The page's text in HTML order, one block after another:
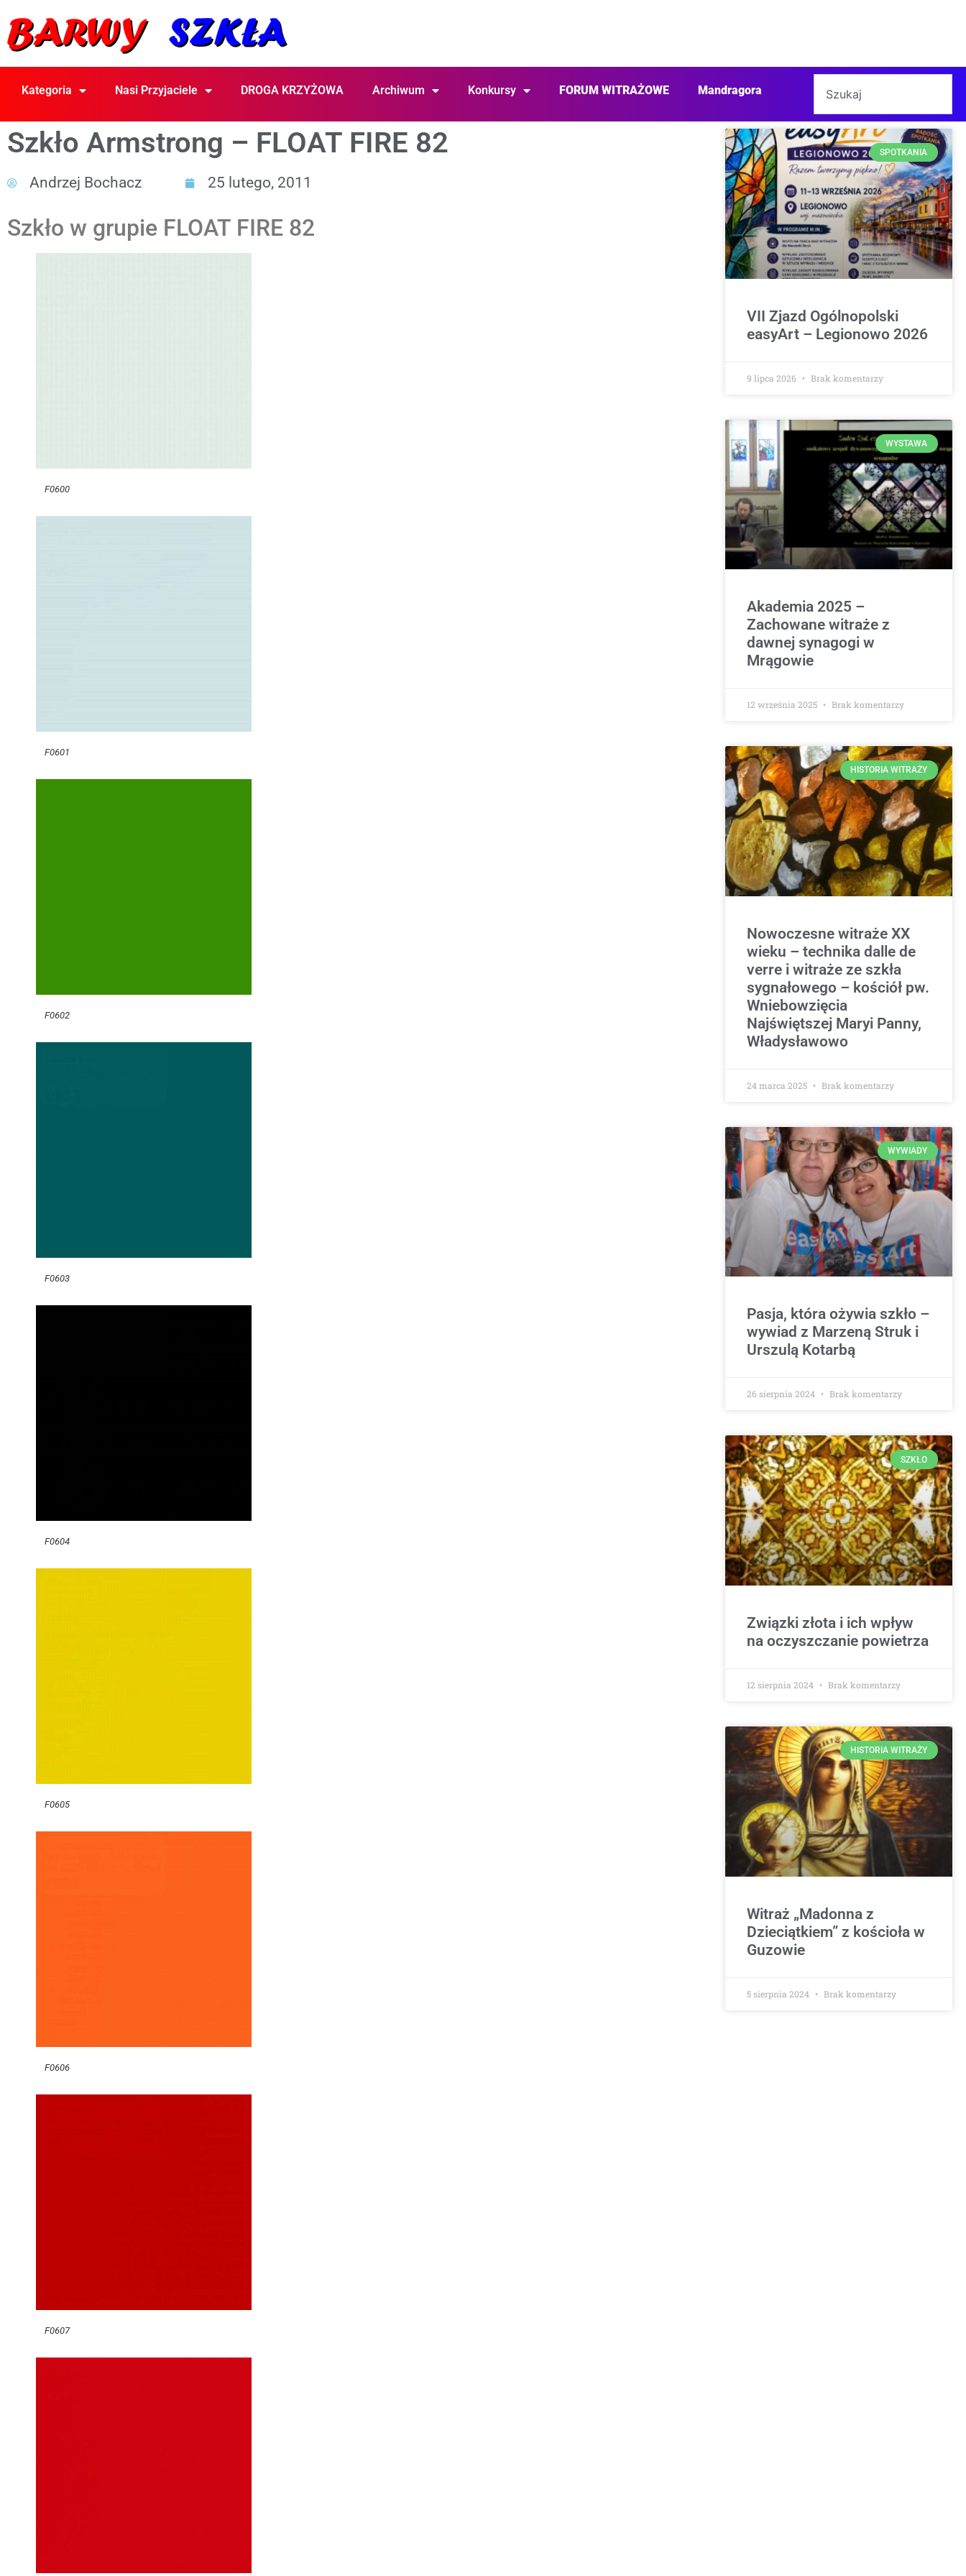
Kategoria Nasi Przyjaciele DROGA KRZYŻOWA Archiwum Konkursy FORUM WITRAŻOWE Mandragora
Szkło Armstrong – FLOAT FIRE 82
Andrzej Bochacz 25 lutego, 2011
Szkło w grupie FLOAT FIRE 82
F0600
F0601
F0602
F0603
F0604
F0605
F0606
F0607
SPOTKANIA
VII Zjazd Ogólnopolski
easyArt – Legionowo 2026
9 lipca 2026 Brak komentarzy
WYSTAWA
Akademia 2025 –
Zachowane witraże z
dawnej synagogi w
Mrągowie
12 września 2025 Brak komentarzy
HISTORIA WITRAŻY
Nowoczesne witraże XX
wieku – technika dalle de
verre i witraże ze szkła
sygnałowego – kościół pw.
Wniebowzięcia
Najświętszej Maryi Panny,
Władysławowo
24 marca 2025 Brak komentarzy
WYWIADY
Pasja, która ożywia szkło –
wywiad z Marzeną Struk i
Urszulą Kotarbą
26 sierpnia 2024 Brak komentarzy
SZKŁO
Związki złota i ich wpływ
na oczyszczanie powietrza
12 sierpnia 2024 Brak komentarzy
HISTORIA WITRAŻY
Witraż „Madonna z
Dzieciątkiem” z kościoła w
Guzowie
5 sierpnia 2024 Brak komentarzy